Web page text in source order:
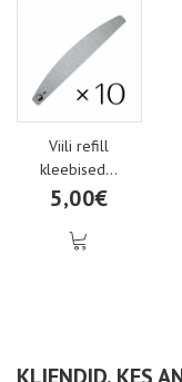
Viili refill
kleebised...
5,00€
KLIENDID, KES